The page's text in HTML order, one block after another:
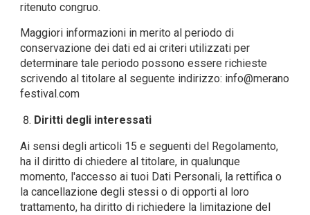
ritenuto congruo.
Maggiori informazioni in merito al periodo di
conservazione dei dati ed ai criteri utilizzati per
determinare tale periodo possono essere richieste
scrivendo al titolare al seguente indirizzo: info@merano
festival.com
Diritti degli interessati
Ai sensi degli articoli 15 e seguenti del Regolamento,
ha il diritto di chiedere al titolare, in qualunque
momento, l'accesso ai tuoi Dati Personali, la rettifica o
la cancellazione degli stessi o di opporti al loro
trattamento, ha diritto di richiedere la limitazione del